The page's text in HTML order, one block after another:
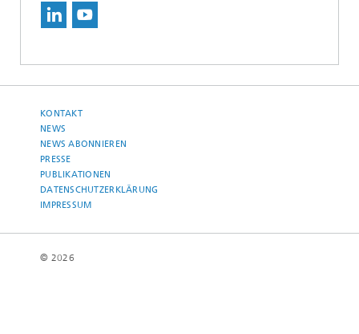
KONTAKT
NEWS
NEWS ABONNIEREN
PRESSE
PUBLIKATIONEN
DATENSCHUTZERKLÄRUNG
IMPRESSUM
© 2026